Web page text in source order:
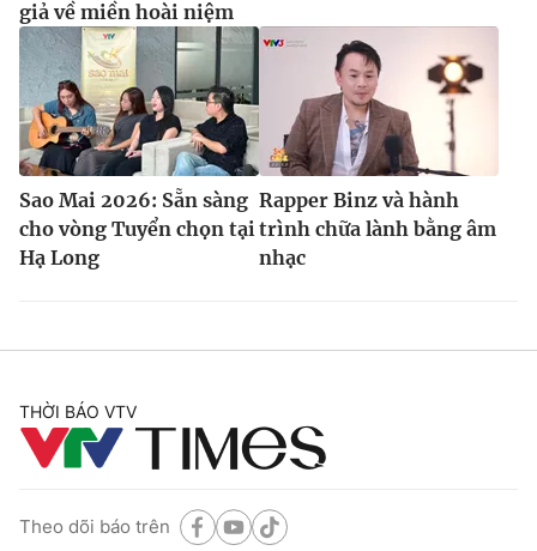
giả về miền hoài niệm
Sao Mai 2026: Sẵn sàng
cho vòng Tuyển chọn tại
Hạ Long
Rapper Binz và hành
trình chữa lành bằng âm
nhạc
THỜI BÁO VTV
Theo dõi báo trên